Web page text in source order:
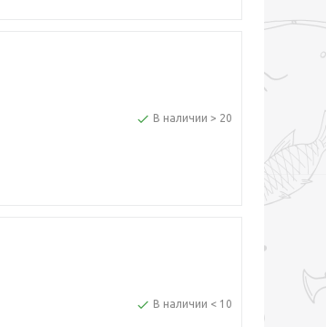
В наличии > 20
В наличии < 10